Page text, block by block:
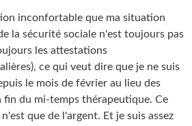
inconfortable que ma situation
la sécurité sociale n'est toujours pas
les attestations
ce qui veut dire que je ne suis
le mois de février au lieu des
fin du mi-temps thérapeutique. Ce
que de l'argent. Et je suis assez